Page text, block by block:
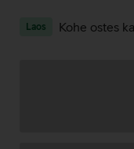
Laos Kohe ostes